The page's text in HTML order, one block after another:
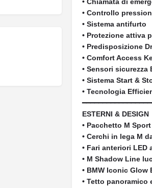
• Controllo
• Sistema antifurto
• Protezione attiva
• Predisposizione
• Comfort Access
• Sensori sicurezza
• Sistema Start &
• Tecnologia
ESTERNI & DESIGN
• Pacchetto M Sport
• Cerchi in lega M
• Fari anteriori LED
• M Shadow Line
• BMW Iconic Glow
• Tetto panoramico